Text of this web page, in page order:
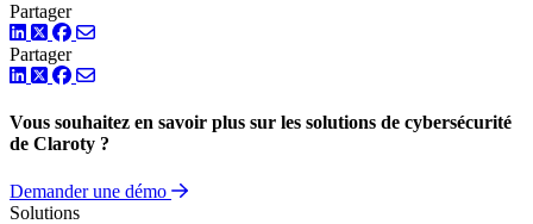
Partager
LinkedIn
TwitterFacebook
Partager
LinkedIn
TwitterFacebook
Vous souhaitez en savoir plus sur les solutions de cybersécurité
de Claroty ?
Demander une démo
Solutions